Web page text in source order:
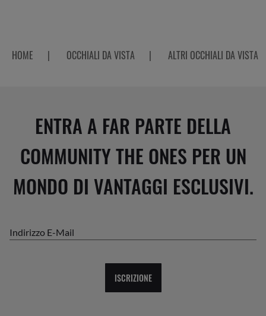
HOME | OCCHIALI DA VISTA | ALTRI OCCHIALI DA VISTA
ENTRA A FAR PARTE DELLA
COMMUNITY THE ONES PER UN
MONDO DI VANTAGGI ESCLUSIVI.
Indirizzo E-Mail
ISCRIZIONE